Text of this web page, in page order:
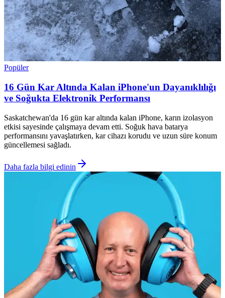
Popüler
16 Gün Kar Altında Kalan iPhone'un Dayanıklılığı
ve Soğukta Elektronik Performansı
Saskatchewan'da 16 gün kar altında kalan iPhone, karın izolasyon
etkisi sayesinde çalışmaya devam etti. Soğuk hava batarya
performansını yavaşlatırken, kar cihazı korudu ve uzun süre konum
güncellemesi sağladı.
Daha fazla bilgi edinin